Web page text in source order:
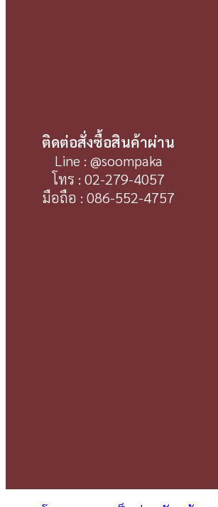
ติดต่อสั่งซื้อสินค้าผ่าน
Line : @soompaka
โทร : 02-279-4057
มือถือ : 086-552-4757